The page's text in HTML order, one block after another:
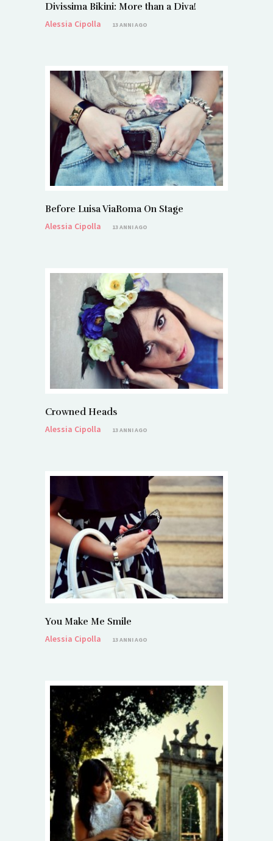
Divissima Bikini: More than a Diva!
Alessia Cipolla
13 ANNI AGO
Before Luisa ViaRoma On Stage
Alessia Cipolla
13 ANNI AGO
Crowned Heads
Alessia Cipolla
13 ANNI AGO
You Make Me Smile
Alessia Cipolla
13 ANNI AGO